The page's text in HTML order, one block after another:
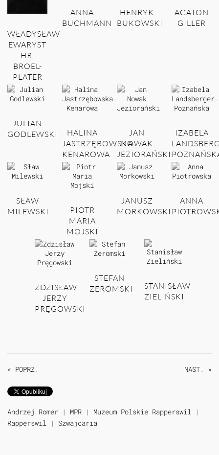
WŁADYSŁAW
EWARYST
HR.
BROEL-
PLATER
ANNA
BUCHMANN
HENRYK
BUKOWSKI
AGATON
GILLER
JULIAN
GODLEWSKI
HALINA
JASTRZĘBOWSKA-
KENAROWA
JAN
NOWAK
JEZIORAŃSKI
IZABELA
SŁAW
MILEWSKI
PIOTR
MARIA
MOJSKI
JANUSZ
MORKOWSKI
ANNA
ZDZISŁAW
JERZY
PRĘGOWSKI
STEFAN
ŻEROMSKI
STANISŁAW
ZIELIŃSKI
« POPRZ. NAST. »
Andrzej Romer | MPR | Muzeum Polskie Rapperswil
|
Rapperswil
| Szwajcaria